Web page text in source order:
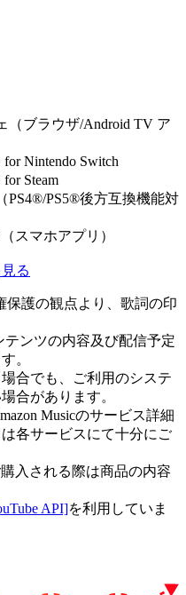
（ブラウザ/Android TV ア
Nintendo Switch
Steam
PS4®/PS5®後方互換機能対
スマホアプリ）
る
保護の観点より、歌詞の印
ンツの内容及び配信予定
。
合でも、ご利用のシステ
合があります。
Musicのサービス詳細
各サービスにて十分にご
購入される際は商品の内容
API]を利用していま